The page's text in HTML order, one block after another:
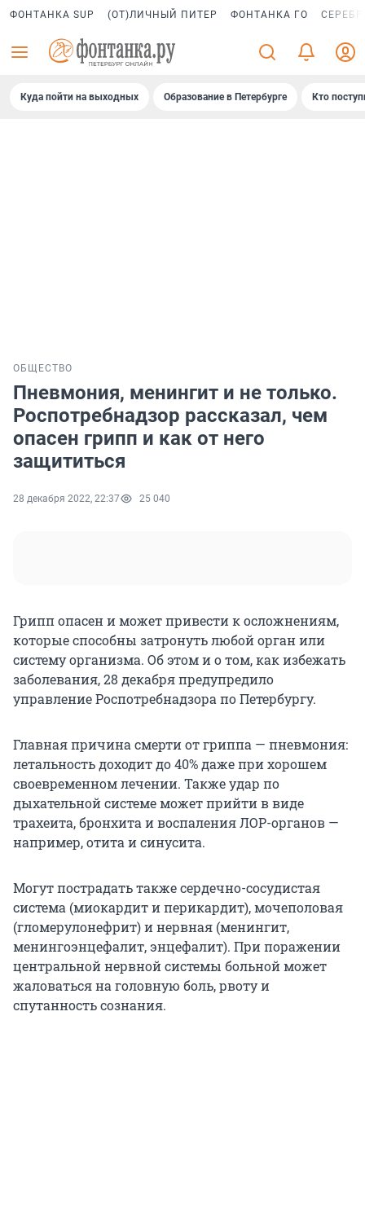
ФОНТАНКА SUP (ОТ)ЛИЧНЫЙ ПИТЕР ФОНТАНКА ГО
Куда пойти на выходных Образование в Петербурге Кто
ОБЩЕСТВО
Пневмония, менингит и не только.
Роспотребнадзор рассказал, чем
опасен грипп и как от него
защититься
28 декабря 2022, 22:37 25 040
Грипп опасен и может привести к осложнениям,
которые способны затронуть любой орган или
систему организма. Об этом и о том, как избежать
заболевания, 28 декабря предупредило
управление Роспотребнадзора по Петербургу.
Главная причина смерти от гриппа — пневмония:
летальность доходит до 40% даже при хорошем
своевременном лечении. Также удар по
дыхательной системе может прийти в виде
трахеита, бронхита и воспаления ЛОР-органов —
например, отита и синусита.
Могут пострадать также сердечно-сосудистая
система (миокардит и перикардит), мочеполовая
(гломерулонефрит) и нервная (менингит,
менингоэнцефалит, энцефалит). При поражении
центральной нервной системы больной может
жаловаться на головную боль, рвоту и
спутанность сознания.